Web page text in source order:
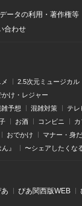
ータの利用・著作権等
合わせ
2.5次元ミュージカル
かけ・レジャー
雑予想 混雑対策 テレ
お酒 コンビニ
おでかけ マナー・身
』 〜シェアしたくな
ぴあ関⻄版WEB